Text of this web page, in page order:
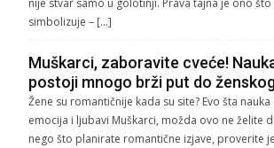
nije stvar samo u golotinji. Prava tajna je ono
simbolizuje – […]
Muškarci, zaboravite cveće!
postoji mnogo brži put do
Žene su romantičnije kada su site? Evo šta
emocija i ljubavi Muškarci, možda ovo ne želite
nego što planirate romantične izjave, proverite